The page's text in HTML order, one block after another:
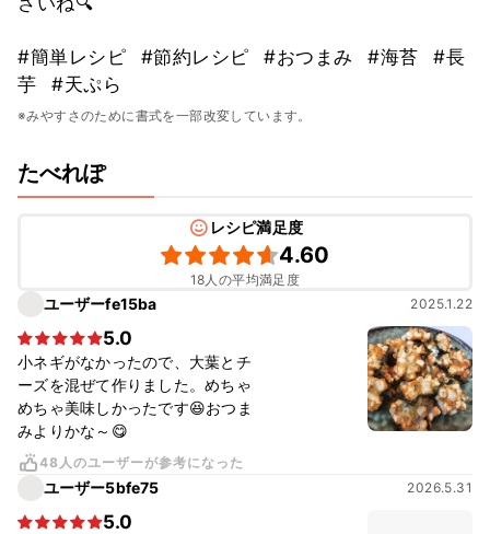
#簡単レシピ #節約レシピ #おつまみ #海苔
#長
芋
#天ぷら
※みやすさのために書式を一部改変しています。
たべれぽ
レシピ満足度
4.60
18人の平均満足度
ユーザーfe15ba 2025.1.22
5.0
小ネギがなかったので、大葉とチ
ーズを混ぜて作りました。めちゃ
めちゃ美味しかったです😆おつま
みよりかな～😋
48人のユーザーが参考になった
ユーザー5bfe75 2026.5.31
5.0